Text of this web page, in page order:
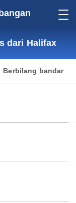
dari Halifax
Berbilang bandar